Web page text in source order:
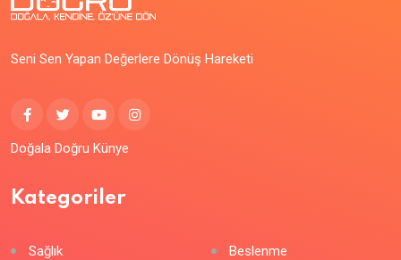
Seni Sen Yapan Değerlere Dönüş Hareketi
Doğala Doğru Künye
Kategoriler
Sağlık
Beslenme